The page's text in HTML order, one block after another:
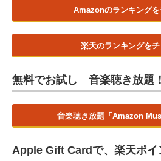
Amazonのランキングを
楽天のランキングをチ
無料でお試し 音楽聴き放題！
音楽聴き放題「Amazon
Apple Gift Cardで、楽天ポイ